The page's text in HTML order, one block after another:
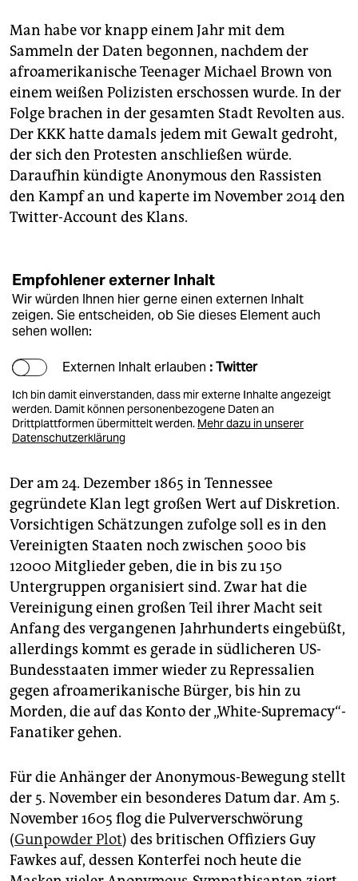
Man habe vor knapp einem Jahr mit dem
Sammeln der Daten begonnen, nachdem der
afroamerikanische Teenager Michael Brown von
einem weißen Polizisten erschossen wurde. In der
Folge brachen in der gesamten Stadt Revolten aus.
Der KKK hatte damals jedem mit Gewalt gedroht,
der sich den Protesten anschließen würde.
Daraufhin kündigte Anonymous den Rassisten
den Kampf an und kaperte im November 2014 den
Twitter-Account des Klans.
Empfohlener externer Inhalt
Wir würden Ihnen hier gerne einen externen Inhalt
zeigen. Sie entscheiden, ob Sie dieses Element auch
sehen wollen:
Externen Inhalt erlauben : Twitter
Ich bin damit einverstanden, dass mir externe Inhalte angezeigt
werden. Damit können personenbezogene Daten an
Drittplattformen übermittelt werden. Mehr dazu in unserer
Datenschutzerklärung
Der am 24. Dezember 1865 in Tennessee
gegründete Klan legt großen Wert auf Diskretion.
Vorsichtigen Schätzungen zufolge soll es in den
Vereinigten Staaten noch zwischen 5000 bis
12000 Mitglieder geben, die in bis zu 150
Untergruppen organisiert sind. Zwar hat die
Vereinigung einen großen Teil ihrer Macht seit
Anfang des vergangenen Jahrhunderts eingebüßt,
allerdings kommt es gerade in südlicheren US-
Bundesstaaten immer wieder zu Repressalien
gegen afroamerikanische Bürger, bis hin zu
Morden, die auf das Konto der „White-Supremacy“-
Fanatiker gehen.
Für die Anhänger der Anonymous-Bewegung stellt
der 5. November ein besonderes Datum dar. Am 5.
November 1605 flog die Pulververschwörung
(Gunpowder Plot) des britischen Offiziers Guy
Fawkes auf, dessen Konterfei noch heute die